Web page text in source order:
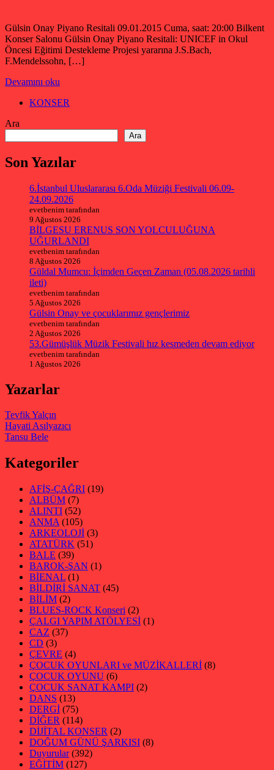
Gülsin Onay Piyano Resitali 09.01.2015 Cuma, saat: 20:00 Bilkent
Konser Salonu Gülsin Onay Piyano Resitali: UNICEF in Okul
Öncesi Eğitimi Destekleme Projesi yararına J.S.Bach,
F.Mendelssohn, […]
Devamını oku
KONSER
Ara
Ara
Son Yazılar
6.İstanbul Uluslararası 6.Oda Müziği Festivali 06.09-
24.09.2026
evetbenim tarafından
9 Ağustos 2026
BİLGESU ERENUS SON YOLCULUĞUNA
UĞURLANDI
evetbenim tarafından
8 Ağustos 2026
Güldal Mumcu: İçimden Geçen Zaman (05.08.2026 tarihli
ileti)
evetbenim tarafından
5 Ağustos 2026
Gülsin Onay ve çocuklarımız gençlerimiz
evetbenim tarafından
2 Ağustos 2026
53.Gümüşlük Müzik Festivali hız kesmeden devam ediyor
evetbenim tarafından
1 Ağustos 2026
Yazarlar
Tevfik Yalçın
Hayati Asılyazıcı
Tansu Bele
Kategoriler
AFİŞ-ÇAĞRI (19)
ALBÜM (7)
ALINTI (52)
ANMA (105)
ARKEOLOJİ (3)
ATATÜRK (51)
BALE (39)
BAROK-ŞAN (1)
BİENAL (1)
BİLDİRİ SANAT (45)
BİLİM (2)
BLUES-ROCK Konseri (2)
ÇALGI YAPIM ATÖLYESİ (1)
CAZ (37)
CD (3)
ÇEVRE (4)
ÇOCUK OYUNLARI ve MÜZİKALLERİ (8)
ÇOCUK OYUNU (6)
ÇOCUK SANAT KAMPI (2)
DANS (13)
DERGİ (75)
DİĞER (114)
DİJİTAL KONSER (2)
DOĞUM GÜNÜ ŞARKISI (8)
Duyurular(392)
EĞİTİM (127)